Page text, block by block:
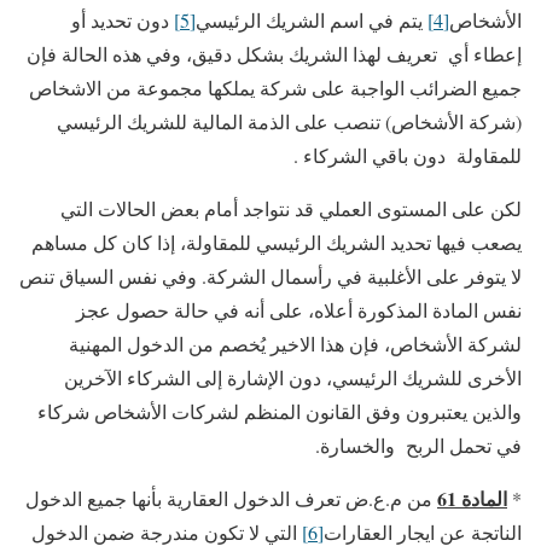
الأشخاص[4] يتم في اسم الشريك الرئيسي[5]
دون تحديد أو
إعطاء أي تعريف لهذا الشريك بشكل دقيق، وفي هذه الحالة فإن
جميع الضرائب الواجبة على شركة يملكها مجموعة من الاشخاص
(شركة الأشخاص) تنصب على الذمة المالية للشريك الرئيسي
للمقاولة دون باقي الشركاء .
لكن على المستوى العملي قد نتواجد أمام بعض الحالات التي
يصعب فيها تحديد الشريك الرئيسي للمقاولة، إذا كان كل مساهم
لا يتوفر على الأغلبية في رأسمال الشركة. وفي نفس السياق تنص
نفس المادة المذكورة أعلاه، على أنه في حالة حصول عجز
لشركة الأشخاص، فإن هذا الاخير يُخصم من الدخول المهنية
الأخرى للشريك الرئيسي، دون الإشارة إلى الشركاء الآخرين
والذين يعتبرون وفق القانون المنظم لشركات الأشخاص شركاء
في تحمل الربح والخسارة.
* المادة 61
من م.ع.ض تعرف الدخول العقارية بأنها جميع الدخول
الناتجة عن ايجار العقارات[6]
التي لا تكون مندرجة ضمن الدخول